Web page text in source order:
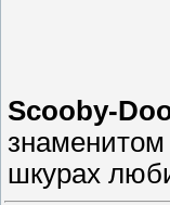
Scooby-
шкурах